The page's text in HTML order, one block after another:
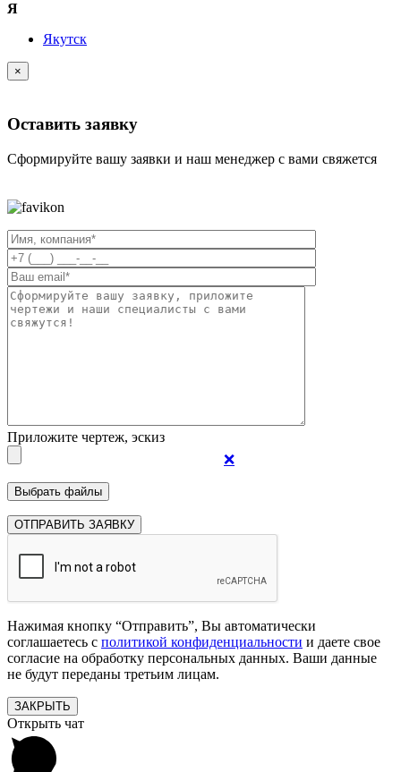
Я
Якутск
×
Оставить заявку
Сформируйте вашу заявки и наш менеджер с вами свяжется
Приложите чертеж, эскиз
❌
Нажимая кнопку “Отправить”, Вы автоматически
соглашаетесь с политикой конфиденциальности и даете свое
согласие на обработку персональных данных. Ваши данные
не будут переданы третьим лицам.
ЗАКРЫТЬ
Открыть чат